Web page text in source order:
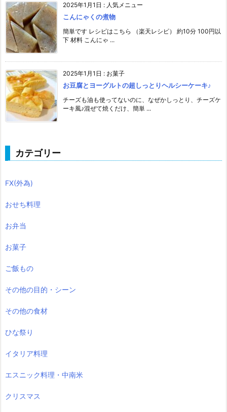
2025年1月1日 : 人気メニュー
こんにゃくの煮物
簡単です レシピはこちら （楽天レシピ） 約10分 100円以
下 材料 こんにゃ ...
2025年1月1日 : お菓子
お豆腐とヨーグルトの超しっとりヘルシーケーキ♪
チーズも油も使ってないのに、なぜかしっとり、チーズケ
ーキ風♪混ぜて焼くだけ、簡単 ...
カテゴリー
FX(外為)
おせち料理
お弁当
お菓子
ご飯もの
その他の目的・シーン
その他の食材
ひな祭り
イタリア料理
エスニック料理・中南米
クリスマス